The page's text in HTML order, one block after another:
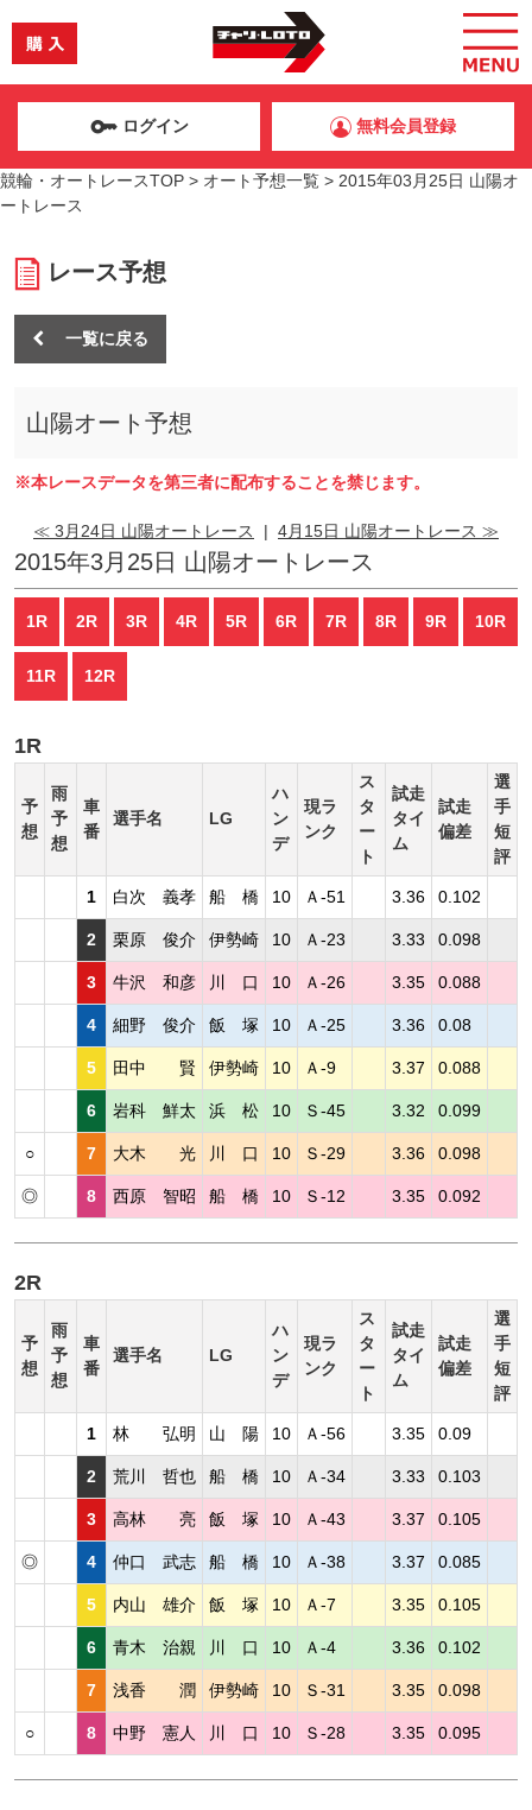
ログイン 無料会員登録
競輪・オートレースTOP > オート予想一覧 > 2015年03月25日 山陽オ
ートレース
レース予想
一覧に戻る
山陽オート予想
※本レースデータを第三者に配布することを禁じます。
≪ 3月24日 山陽オートレース | 4月15日 山陽オートレース ≫
2015年3月25日 山陽オートレース
1R 2R 3R 4R 5R 6R 7R 8R 9R 10R
11R 12R
1R
予
想
雨
予
想
車
番
選手名 LG
ハ
ン
デ
現ラ
ンク
ス
タ
ー
ト
試走
タイ
ム
試走
偏差
選
手
短
評
1 白次 義孝 船 橋 10 Ａ-51 3.36 0.102
2 栗原 俊介 伊勢崎 10 Ａ-23 3.33 0.098
3 牛沢 和彦 川 口 10 Ａ-26 3.35 0.088
4 細野 俊介 飯 塚 10 Ａ-25 3.36 0.08
5 田中 賢 伊勢崎 10 Ａ-9 3.37 0.088
6 岩科 鮮太 浜 松 10 Ｓ-45 3.32 0.099
○ 7 大木 光 川 口 10 Ｓ-29 3.36 0.098
◎ 8 西原 智昭 船 橋 10 Ｓ-12 3.35 0.092
2R
予
想
雨
予
想
車
番
選手名 LG
ハ
ン
デ
現ラ
ンク
ス
タ
ー
ト
試走
タイ
ム
試走
偏差
選
手
短
評
1 林 弘明 山 陽 10 Ａ-56 3.35 0.09
2 荒川 哲也 船 橋 10 Ａ-34 3.33 0.103
3 高林 亮 飯 塚 10 Ａ-43 3.37 0.105
◎ 4 仲口 武志 船 橋 10 Ａ-38 3.37 0.085
5 内山 雄介 飯 塚 10 Ａ-7 3.35 0.105
6 青木 治親 川 口 10 Ａ-4 3.36 0.102
7 浅香 潤 伊勢崎 10 Ｓ-31 3.35 0.098
○ 8 中野 憲人 川 口 10 Ｓ-28 3.35 0.095